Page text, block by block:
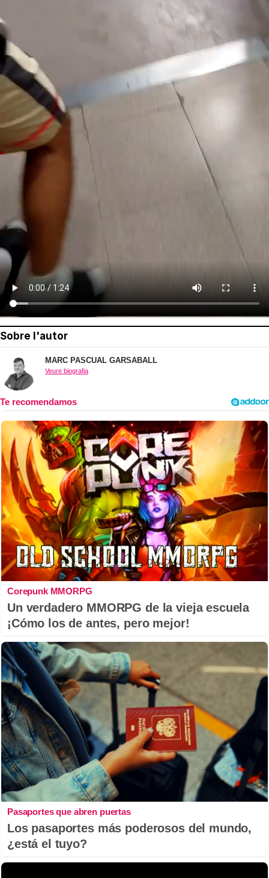
Sobre l'autor
MARC PASCUAL GARSABALL
Veure biografia
Corepunk MMORPG
Un verdadero MMORPG de la vieja escuela
¡Cómo los de antes, pero mejor!
Pasaportes que abren puertas
Los pasaportes más poderosos del mundo,
¿está el tuyo?